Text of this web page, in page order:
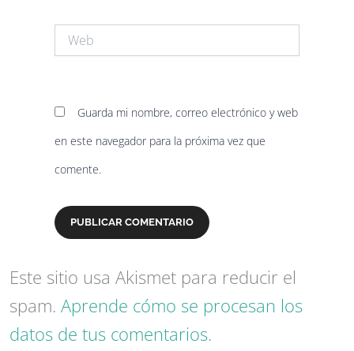
Guarda mi nombre, correo electrónico y web
en este navegador para la próxima vez que
comente.
Este sitio usa Akismet para reducir el
spam.Aprende cómo se procesan los
datos de tus comentarios.